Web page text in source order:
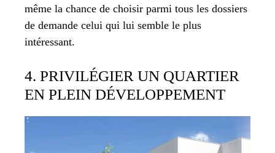
même la chance de choisir parmi tous les dossiers
de demande celui qui lui semble le plus
intéressant.
4. PRIVILÉGIER UN QUARTIER
EN PLEIN DÉVELOPPEMENT